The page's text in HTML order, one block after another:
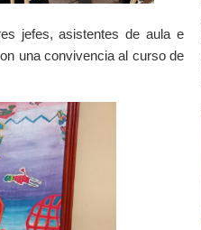
jefes, asistentes de aula e
una convivencia al curso de